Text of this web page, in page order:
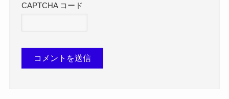
CAPTCHA コード